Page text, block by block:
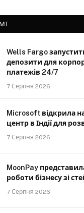
Wells Fargo
депозити для
платежів 24/7
7 Серпня 2026
Microsoft відкрила
центр в Індії для
7 Серпня 2026
MoonPay
роботи бізнесу зі
7 Серпня 2026